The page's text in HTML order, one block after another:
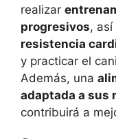
realizar
progresivos, así
resistencia
y practicar el
Además, una
adaptada a sus
contribuirá a